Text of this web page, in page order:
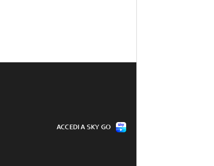
ACCEDI A SKY GO